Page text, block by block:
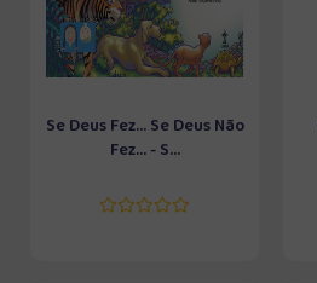
Se Deus Fez... Se Deus Não
Fez... - S...